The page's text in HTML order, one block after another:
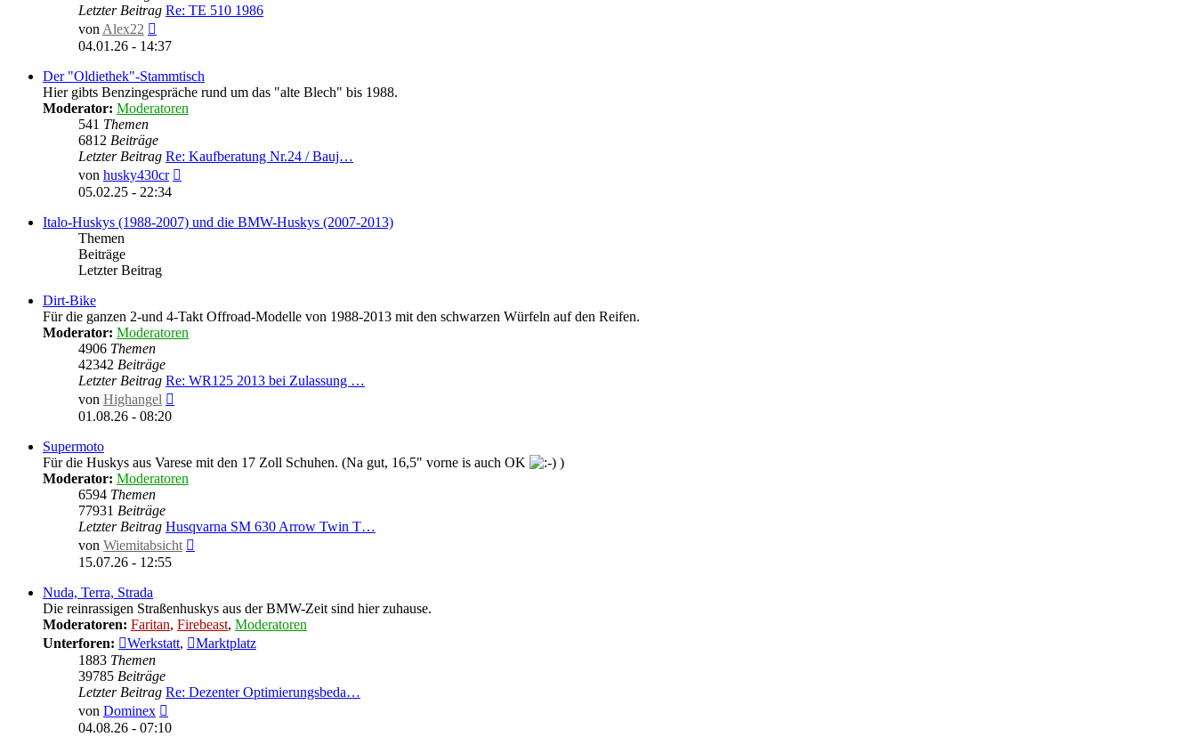
Letzter Beitrag Re: TE 510 1986
vonAlex22
Beitrag
04.01.26 - 14:37
Der "Oldiethek"-Stammtisch
Hier gibts Benzingespräche rund um das "alte Blech" bis 1988.
Moderator: Moderatoren
541 Themen
6812 Beiträge
Letzter Beitrag Re: Kaufberatung Nr.24 / Bauj…
von husky430cr
05.02.25 - 22:34
Italo-Huskys (1988-2007) und die BMW-Huskys (2007-2013)
Themen
Beiträge
Letzter Beitrag
Dirt-Bike
Für die ganzen 2-und 4-Takt Offroad-Modelle von 1988-2013 mit den schwarzen Würfeln auf den Reifen.
Moderator: Moderatoren
4906 Themen
42342 Beiträge
Letzter Beitrag Re: WR125 2013 bei Zulassung …
von Highangel
01.08.26 - 08:20
Supermoto
Für die Huskys aus Varese mit den 17 Zoll Schuhen. (Na gut, 16,5" vorne is auch OK
)
Moderator: Moderatoren
6594 Themen
77931 Beiträge
Letzter Beitrag Husqvarna SM 630 Arrow Twin T…
von Wiemitabsicht
15.07.26 - 12:55
Nuda, Terra, Strada
Die reinrassigen Straßenhuskys aus der BMW-Zeit sind hier zuhause.
Moderatoren: Faritan, Firebeast, Moderatoren
Unterforen:
Werkstatt,
Marktplatz
1883 Themen
39785 Beiträge
Letzter Beitrag Re: Dezenter Optimierungsbeda…
von Dominex
Beitrag
04.08.26 - 07:10